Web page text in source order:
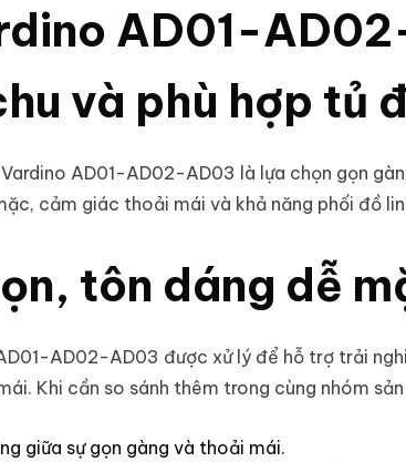
AD01-
và phù hợp tủ
AD01-AD02-AD03 là lựa chọn gọn
cảm giác thoải mái và khả năng phối đồ
tôn dáng dễ
AD02-AD03 được xử lý để hỗ trợ trải
Khi cần so sánh thêm trong cùng nhóm
giữa sự gọn gàng và thoải mái.